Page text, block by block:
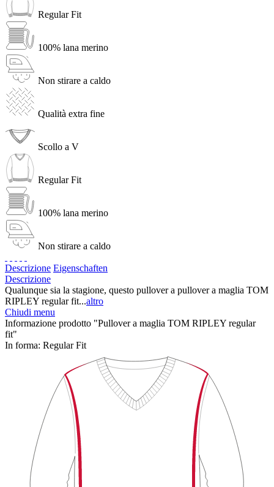
Regular Fit
100% lana merino
Non stirare a caldo
Qualità extra fine
Scollo a V
Regular Fit
100% lana merino
Non stirare a caldo
Descrizione Eigenschaften
Descrizione
Qualunque sia la stagione, questo pullover a pullover a maglia TOM
RIPLEY regular fit...altro
Chiudi menu
Informazione prodotto "Pullover a maglia TOM RIPLEY regular
fit"
In forma: Regular Fit